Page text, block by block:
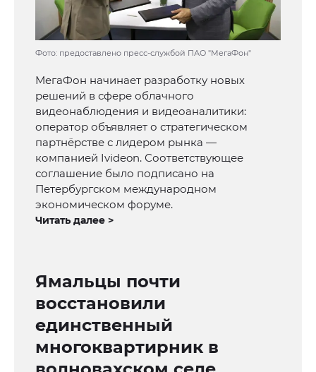
Фото: предоставлено пресс-службой ПАО "МегаФон"
МегаФон начинает разработку новых
решений в сфере облачного
видеонаблюдения и видеоаналитики:
оператор объявляет о стратегическом
партнёрстве с лидером рынка —
компанией Ivideon. Соответствующее
соглашение было подписано на
Петербургском международном
экономическом форуме.
Читать далее >
Ямальцы почти
восстановили
единственный
многоквартирник в